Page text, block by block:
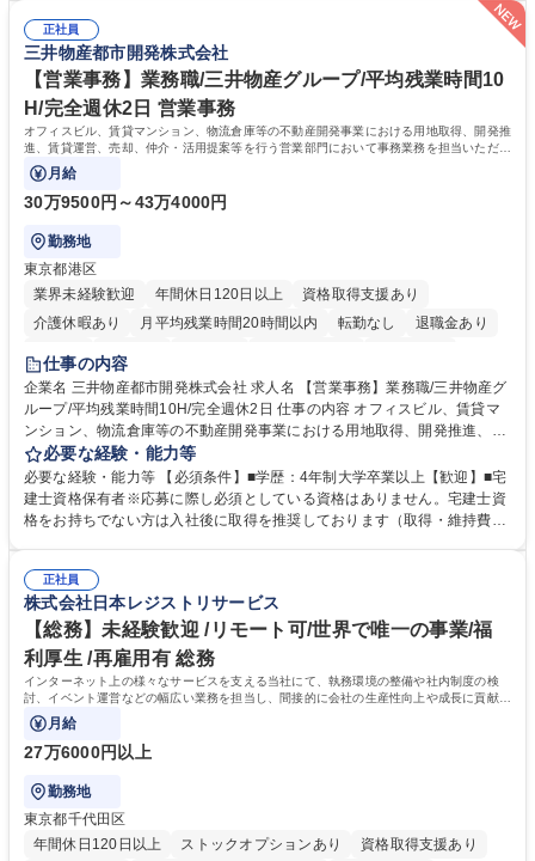
常に改善を目指す風土のため、安心して業務に取り組んでいただけます。
募集職種 【大阪・京都・滋賀】営業事務 ※未経験可
により、キーエンスの付加価値向上に貢献します。ベースの定型業務に加
えて、お客様や社員の状況に合わせ、能動的なサポート、改善の動きも期
待され。組織を支えるスペシャリストとして、チームに貢献し、結果的に
社員から頼られる存在になることができます。平均19:30の退勤以降の業
務の持ち帰りも禁止されており、メリハリのある働き方となります。 学
歴・資格 学歴：大学院 大学 高専 短大 語学力： 資格：
正社員
三井物産都市開発株式会社
【営業事務】業務職/三井物産グループ/平均残業時間10
H/完全週休2日 営業事務
オフィスビル、賃貸マンション、物流倉庫等の不動産開発事業における用地取得、開発推
進、賃貸運営、売却、仲介・活用提案等を行う営業部門において事務業務を担当いただき
ます。
月給
30万9500円～43万4000円
勤務地
東京都港区
業界未経験歓迎
年間休日120日以上
資格取得支援あり
介護休暇あり
月平均残業時間20時間以内 転勤なし
退職金あり
在宅OK
賞与あり
駅近5分以内
土日祝休み 寮・社宅あり
仕事の内容
企業名 三井物産都市開発株式会社 求人名 【営業事務】業務職/三井物産グ
ループ/平均残業時間10H/完全週休2日 仕事の内容 オフィスビル、賃貸マ
ンション、物流倉庫等の不動産開発事業における用地取得、開発推進、賃
貸運営、売却、仲介・活用提案等を行う営業部門において事務業務を担当
いただきます。 【詳細】・契約書管理、契約書製本、捺印対応、ファイリ
ング、登記簿取得、調書取得・支払業務（各種費用支払、支払管理、請
求・支払データ登録、取引先マスター申請対応）・予算作成及び予実管
の他に担当頂く業務が発生する場合があります。 募集職種 【営業事務】
業務職/三井物産グループ/平均残業時間10H/完全週休2日
必要な経験・能力等
必要な経験・能力等 【必須条件】■学歴：4年制大学卒業以上【歓迎】■宅
建士資格保有者※応募に際し必須としている資格はありません。宅建士資
格をお持ちでない方は入社後に取得を推奨しております（取得・維持費用
ション力がある方。 ・チャレンジを厭わず、粘り強く業務に取り組める
方。多様な関係者と謙虚に信頼関係を構築でき、期限を意識したスケジュ
ール管理が出来る方。※将来的に他部署（営業部門、コーポレート部門）
へのジョブローテーションの可能性があります。 学歴・資格 学歴：大学
院 大学 語学力： 資格：宅地建物取引士
正社員
株式会社日本レジストリサービス
【総務】未経験歓迎 /リモート可/世界で唯一の事業/福
利厚生 /再雇用有 総務
インターネット上の様々なサービスを支える当社にて、執務環境の整備や社内制度の検
討、イベント運営などの幅広い業務を担当し、間接的に会社の生産性向上や成長に貢献し
ている部署です。
月給
27万6000円以上
勤務地
東京都千代田区
年間休日120日以上
ストックオプションあり
資格取得支援あり